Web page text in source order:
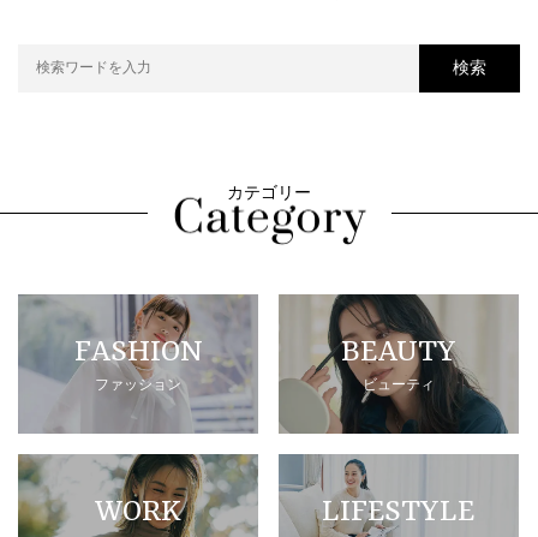
検索
カテゴリー
FASHION
ファッション
BEAUTY
ビューティ
WORK LIFESTYLE